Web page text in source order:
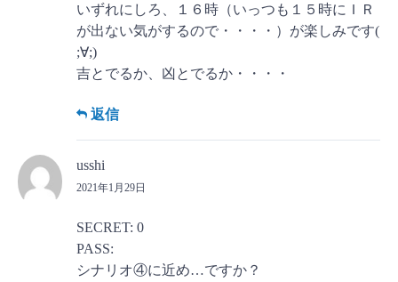
いずれにしろ、１６時（いっつも１５時にＩＲ
が出ない気がするので・・・・）が楽しみです(
;∀;)
吉とでるか、凶とでるか・・・・
返信
usshi
2021年1月29日
SECRET: 0
PASS:
シナリオ④に近め…ですか？